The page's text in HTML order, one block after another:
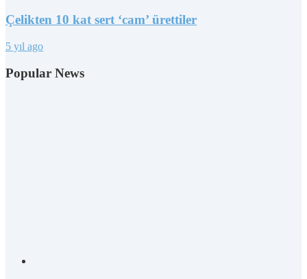
Çelikten 10 kat sert ‘cam’ ürettiler
5 yıl ago
Popular News